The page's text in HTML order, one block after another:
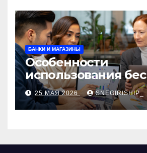
БАНКИ И МАГАЗИНЫ
Особенности
использования
версии программ
автоматизации и
управления
25 МАЯ 2026 SNEGIRISHIP_